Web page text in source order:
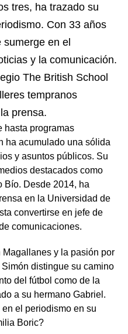
tres, ha trazado su
Con 33 años
sumerge en el
y la comunicación.
The British School
tempranos
prensa.
hasta programas
ha acumulado una sólida
y asuntos públicos. Su
destacados como
Bío. Desde 2014, ha
en la Universidad de
convertirse en jefe de
comunicaciones.
y la pasión por
distingue su camino
del fútbol como de la
a su hermano Gabriel.
el periodismo en su
Boric?